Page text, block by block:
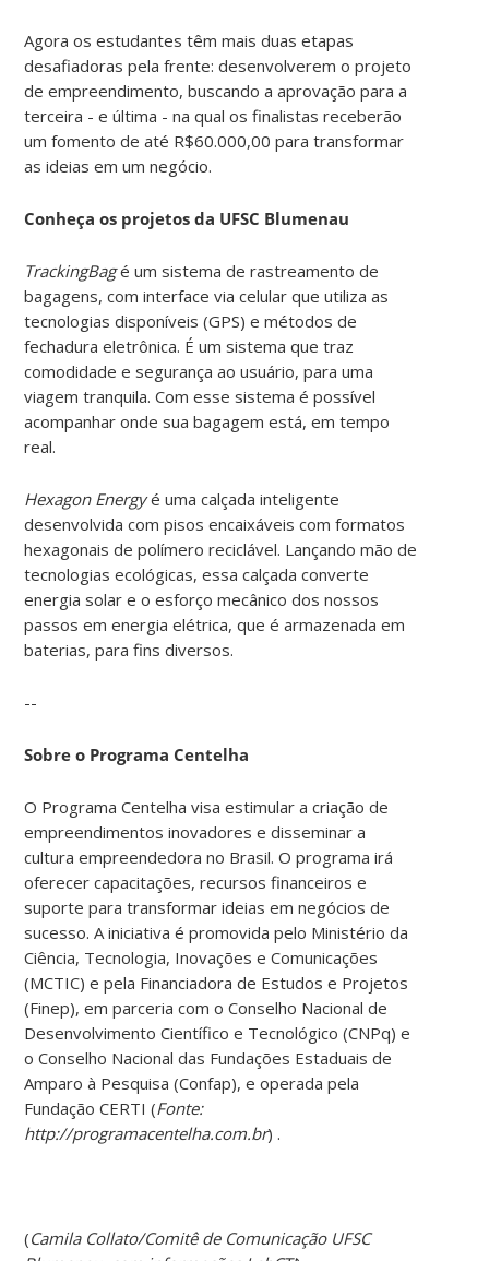
Agora os estudantes têm mais duas etapas
desafiadoras pela frente: desenvolverem o projeto
de empreendimento, buscando a aprovação para a
terceira - e última - na qual os finalistas receberão
um fomento de até R$60.000,00 para transformar
as ideias em um negócio.
Conheça os projetos da UFSC Blumenau
TrackingBagé um sistema de rastreamento de
bagagens, com interface via celular que utiliza as
tecnologias disponíveis (GPS) e métodos de
fechadura eletrônica. É um sistema que traz
comodidade e segurança ao usuário, para uma
viagem tranquila. Com esse sistema é possível
acompanhar onde sua bagagem está, em tempo
real.
Hexagon Energyé uma calçada inteligente
desenvolvida com pisos encaixáveis com formatos
hexagonais de polímero reciclável. Lançando mão de
tecnologias ecológicas, essa calçada converte
energia solar e o esforço mecânico dos nossos
passos em energia elétrica, que é armazenada em
baterias, para fins diversos.
--
Sobre o Programa Centelha
O Programa Centelha visa estimular a criação de
empreendimentos inovadores e disseminar a
cultura empreendedora no Brasil. O programa irá
oferecer capacitações, recursos financeiros e
suporte para transformar ideias em negócios de
sucesso. A iniciativa é promovida pelo Ministério da
Ciência, Tecnologia, Inovações e Comunicações
(MCTIC) e pela Financiadora de Estudos e Projetos
(Finep), em parceria com o Conselho Nacional de
Desenvolvimento Científico e Tecnológico (CNPq) e
o Conselho Nacional das Fundações Estaduais de
Amparo à Pesquisa (Confap), e operada pela
Fundação CERTI (Fonte:
http://programacentelha.com.br) .
(Camila Collato/Comitê de Comunicação UFSC